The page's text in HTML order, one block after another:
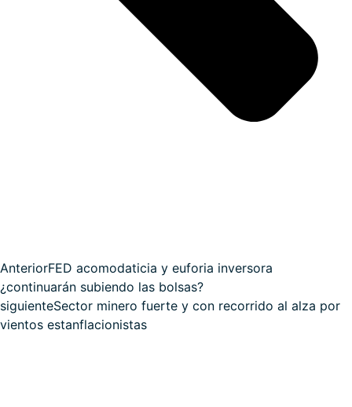
AnteriorFED acomodaticia y euforia inversora
¿continuarán subiendo las bolsas?
siguienteSector minero fuerte y con recorrido al alza por
vientos estanflacionistas